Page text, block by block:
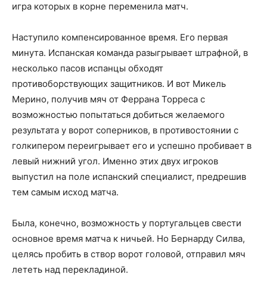
игра которых в корне переменила матч.
Наступило компенсированное время. Его первая
минута. Испанская команда разыгрывает штрафной, в
несколько пасов испанцы обходят
противоборствующих защитников. И вот Микель
Мерино, получив мяч от Феррана Торреса с
возможностью попытаться добиться желаемого
результата у ворот соперников, в противостоянии с
голкипером переигрывает его и успешно пробивает в
левый нижний угол. Именно этих двух игроков
выпустил на поле испанский специалист, предрешив
тем самым исход матча.
Была, конечно, возможность у португальцев свести
основное время матча к ничьей. Но Бернарду Силва,
целясь пробить в створ ворот головой, отправил мяч
лететь над перекладиной.